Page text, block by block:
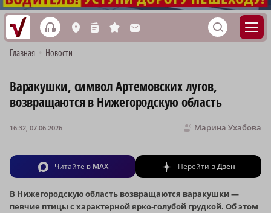
h L n s M S
Главная Новости
Варакушки, символ Артемовских лугов,
возвращаются в Нижегородскую область
Марина Ухабова
16:32, 07.06.2026
Читайте в MAX Перейти вДзен
В Нижегородскую область возвращаются варакушки —
певчие птицы с характерной ярко-голубой грудкой. Об этом